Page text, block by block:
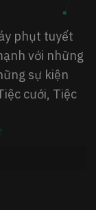
phụt tuyết
với những
sự kiện
cưới, Tiệc